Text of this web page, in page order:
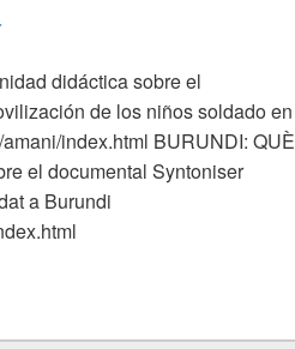
didáctica sobre el
de los niños soldado en
index.html BURUNDI: QUÈ
el documental Syntoniser
a Burundi